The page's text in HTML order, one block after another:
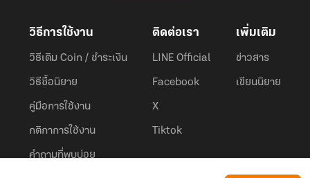
วิธีการใช้งาน
วิธีเติม Coin / ชำระเงิน
วิธีซื้อนิยาย
คู่มือการใช้งาน
กติกาการใช้งาน
คำถามที่พบบ่อย
ติดต่อเรา
LINE Official
Facebook
X
Tiktok
เพิ่มเติม
ข่าวสาร
เขียนนิยาย